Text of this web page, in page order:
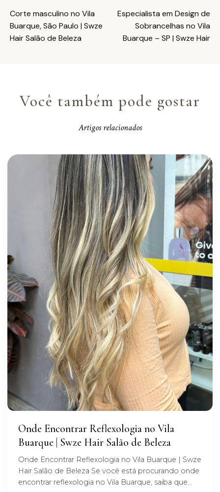
Corte masculino no Vila
Buarque, São Paulo | Swze
Hair Salão de Beleza
Especialista em Design de
Sobrancelhas no Vila
Buarque – SP | Swze Hair
Você também pode gostar
Artigos relacionados
Onde Encontrar Reflexologia no Vila
Buarque | Swze Hair Salão de Beleza
Onde Encontrar Reflexologia no Vila Buarque | Swze
Hair Salão de Beleza Se você está procurando onde
encontrar reflexologia no Vila Buarque, saiba que...